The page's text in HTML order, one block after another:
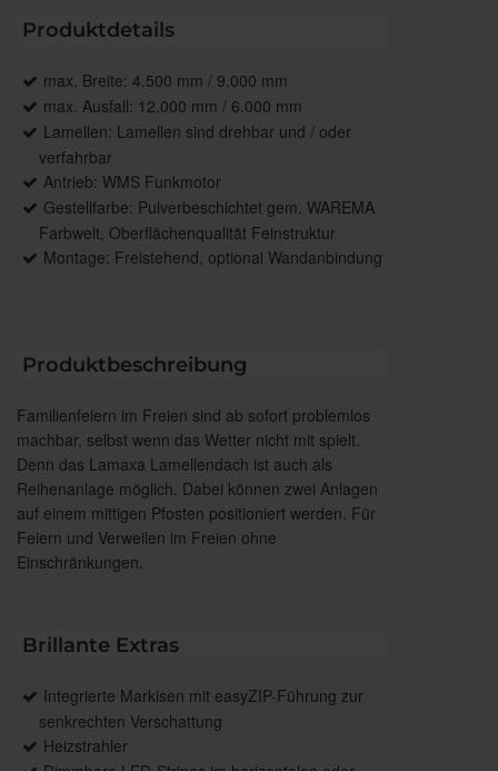
Produktdetails
max. Breite: 4.500 mm / 9.000 mm
max. Ausfall: 12.000 mm / 6.000 mm
Lamellen: Lamellen sind drehbar und / oder
verfahrbar
Antrieb: WMS Funkmotor
Gestellfarbe: Pulverbeschichtet gem. WAREMA
Farbwelt, Oberflächenqualität Feinstruktur
Montage: Freistehend, optional Wandanbindung
Produktbeschreibung
Familienfeiern im Freien sind ab sofort problemlos
machbar, selbst wenn das Wetter nicht mit spielt.
Denn das Lamaxa Lamellendach ist auch als
Reihenanlage möglich. Dabei können zwei Anlagen
auf einem mittigen Pfosten positioniert werden. Für
Feiern und Verweilen im Freien ohne
Einschränkungen.
Brillante Extras
Integrierte Markisen mit easyZIP-Führung zur
senkrechten Verschattung
Heizstrahler